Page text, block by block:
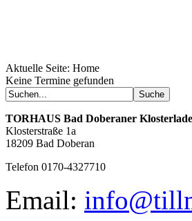
Geheimnisse, die
keine sind.
Ein Potpourri
regionalen Küche.
Aktuelle Seite: Home
Keine Termine gefunden
TORHAUS Bad Doberaner
Klosterstraße 1a
18209 Bad Doberan
Telefon 0170-4327710
Email: